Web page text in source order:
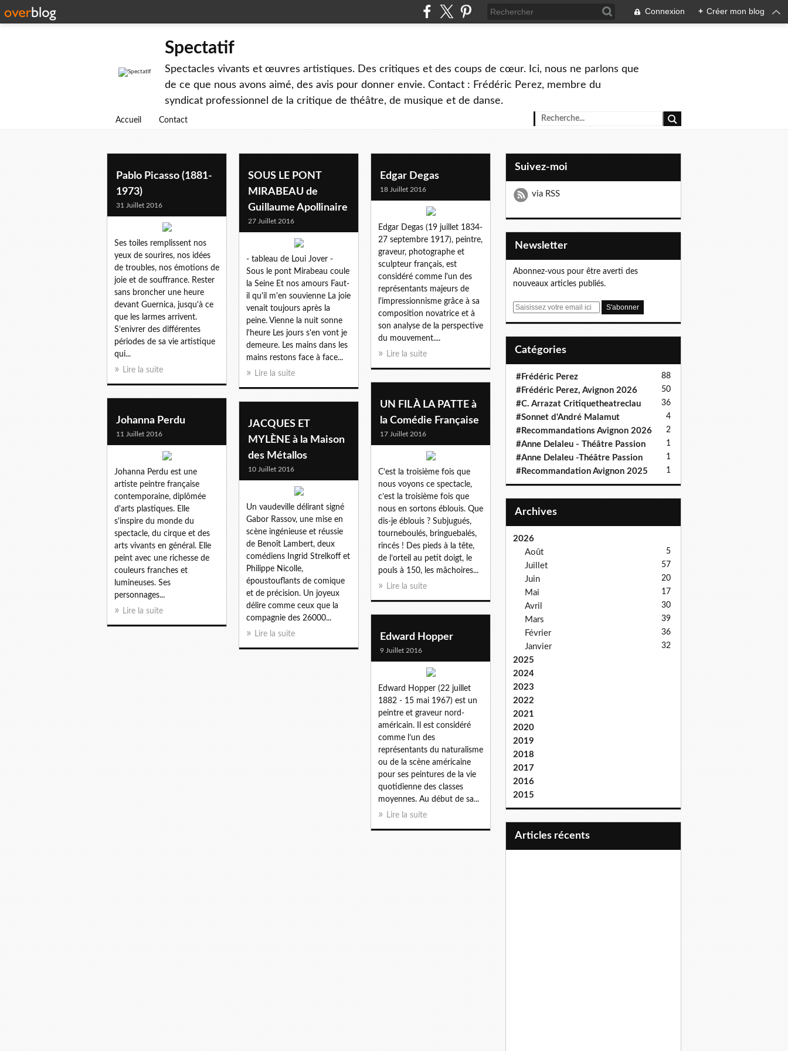
Connexion + Créer mon blog
Spectatif
Spectacles vivants et œuvres artistiques. Des critiques et des coups de cœur. Ici, nous ne parlons que
de ce que nous avons aimé, des avis pour donner envie. Contact : Frédéric Perez, membre du
syndicat professionnel de la critique de théâtre, de musique et de danse.
Accueil Contact
Pablo Picasso (1881-
1973)
31 Juillet 2016
Ses toiles remplissent nos
yeux de sourires, nos idées
de troubles, nos émotions de
joie et de souffrance. Rester
sans broncher une heure
devant Guernica, jusqu'à ce
que les larmes arrivent.
S’enivrer des différentes
périodes de sa vie artistique
qui...
Lire la suite
SOUS LE PONT
MIRABEAU de
Guillaume Apollinaire
27 Juillet 2016
- tableau de Loui Jover -
Sous le pont Mirabeau coule
la Seine Et nos amours Faut-
il qu'il m'en souvienne La joie
venait toujours après la
peine. Vienne la nuit sonne
l'heure Les jours s'en vont je
demeure. Les mains dans les
mains restons face à face...
Lire la suite
Edgar Degas
18 Juillet 2016
Edgar Degas (19 juillet 1834-
27 septembre 1917), peintre,
graveur, photographe et
sculpteur français, est
considéré comme l'un des
représentants majeurs de
l'impressionnisme grâce à sa
composition novatrice et à
son analyse de la perspective
du mouvement....
Lire la suite
UN FIL À LA PATTE à
la Comédie Française
17 Juillet 2016
C’est la troisième fois que
nous voyons ce spectacle,
c’est la troisième fois que
nous en sortons éblouis. Que
dis-je éblouis ? Subjugués,
tourneboulés, bringuebalés,
rincés ! Des pieds à la tête,
de l’orteil au petit doigt, le
pouls à 150, les mâchoires...
Lire la suite
Johanna Perdu
11 Juillet 2016
Johanna Perdu est une
artiste peintre française
contemporaine, diplômée
d'arts plastiques. Elle
s'inspire du monde du
spectacle, du cirque et des
arts vivants en général. Elle
peint avec une richesse de
couleurs franches et
lumineuses. Ses
personnages...
Lire la suite
JACQUES ET
MYLÈNE à la Maison
des Métallos
10 Juillet 2016
Un vaudeville délirant signé
Gabor Rassov, une mise en
scène ingénieuse et réussie
de Benoît Lambert, deux
comédiens Ingrid Strelkoff et
Philippe Nicolle,
époustouflants de comique
et de précision. Un joyeux
délire comme ceux que la
compagnie des 26000...
Lire la suite
Edward Hopper
9 Juillet 2016
Edward Hopper (22 juillet
1882 - 15 mai 1967) est un
peintre et graveur nord-
américain. Il est considéré
comme l’un des
représentants du naturalisme
ou de la scène américaine
pour ses peintures de la vie
quotidienne des classes
moyennes. Au début de sa...
Lire la suite
Suivez-moi
via RSS
Newsletter
Abonnez-vous pour être averti des
nouveaux articles publiés.
E
Catégories
#Frédéric Perez 88
#Frédéric Perez, Avignon 2026 50
#C. Arrazat Critiquetheatreclau 36
#Sonnet d'André Malamut 4
#Recommandations Avignon 2026 2
#Anne Delaleu - Théâtre Passion 1
#Anne Delaleu -Théâtre Passion 1
#Recommandation Avignon 2025 1
Archives
2026
Août
5
Juillet 57
Juin 20
Mai 17
Avril 30
Mars 39
Février 36
Janvier 32
2025
2024
2023
2022
2021
2020
2019
2018
2017
2016
2015
articles récents